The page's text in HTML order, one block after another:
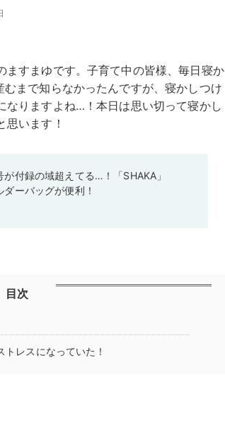
ますまゆです。子育て中の皆様、毎日寝か
まで知らなかったんですが、寝かしつけ
なりますよね…！本日は思い切って寝かし
います！
付録の域超えてる…！「SHAKA」
ーバッグが便利！
目次
レスになっていた！